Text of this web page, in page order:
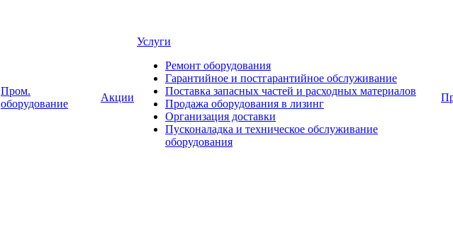
Пром.
оборудование
Акции
Услуги
Ремонт оборудования
Гарантийное и постгарантийное обслуживание
Поставка запасных частей и расходных материалов
Продажа оборудования в лизинг
Организация доставки
Пусконаладка и техническое обслуживание
оборудования